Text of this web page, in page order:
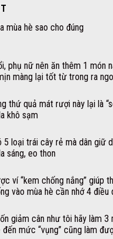
mùa hè sao cho đúng
phụ nữ nên ăn thêm 1 món
màng lại tốt từ trong ra
thứ quả mát rượi này lại là
khô sạm
5 loại trái cây rẻ mà dân giữ
sáng, eo thon
ví “kem chống nắng” giúp
vào mùa hè cần nhớ 4 điều
giảm cân như tôi hãy làm 3
đến mức “vụng” cũng làm